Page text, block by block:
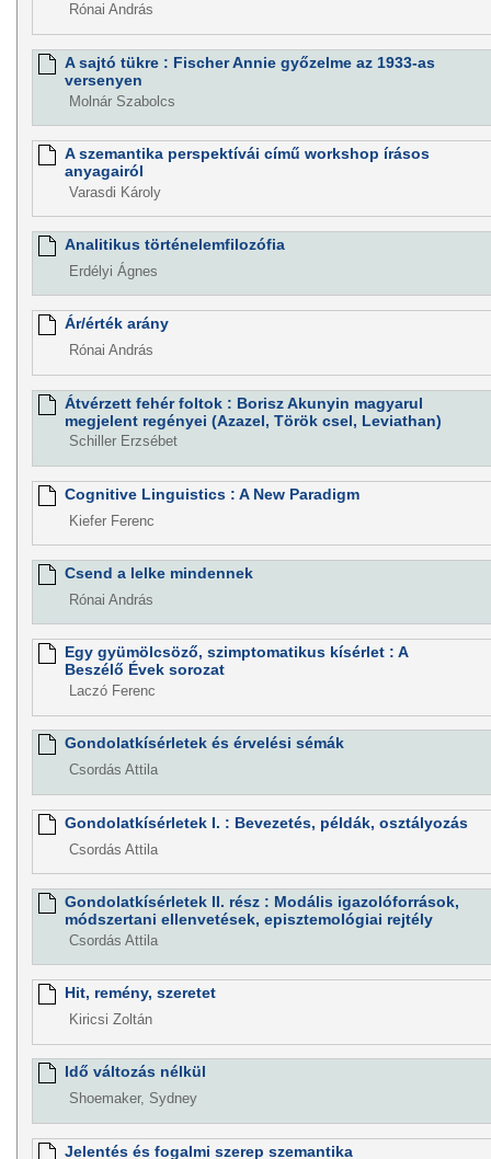
Rónai András
A sajtó tükre : Fischer Annie győzelme az 1933-as
versenyen
Molnár Szabolcs
A szemantika perspektívái című workshop írásos
anyagairól
Varasdi Károly
Analitikus történelemfilozófia
Erdélyi Ágnes
Ár/érték arány
Rónai András
Átvérzett fehér foltok : Borisz Akunyin magyarul
megjelent regényei (Azazel, Török csel, Leviathan)
Schiller Erzsébet
Cognitive Linguistics : A New Paradigm
Kiefer Ferenc
Csend a lelke mindennek
Rónai András
Egy gyümölcsöző, szimptomatikus kísérlet : A
Beszélő Évek sorozat
Laczó Ferenc
Gondolatkísérletek és érvelési sémák
Csordás Attila
Gondolatkísérletek I. : Bevezetés, példák, osztályozás
Csordás Attila
Gondolatkísérletek II. rész : Modális igazolóforrások,
módszertani ellenvetések, episztemológiai rejtély
Csordás Attila
Hit, remény, szeretet
Kiricsi Zoltán
Idő változás nélkül
Shoemaker, Sydney
Jelentés és fogalmi szerep szemantika